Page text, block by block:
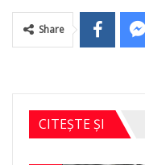
Share
CITEȘTE ȘI